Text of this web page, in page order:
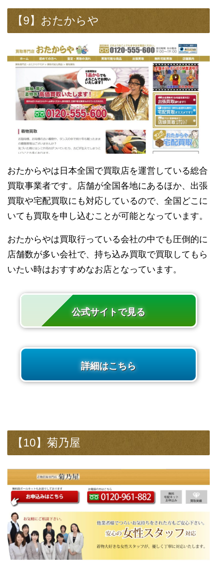
【9】おたからや
おたからやは日本全国で買取店を運営している総合
買取事業者です。店舗が全国各地にあるほか、出張
買取や宅配買取にも対応しているので、全国どこに
いても買取を申し込むことが可能となっています。
おたからやは買取行っている会社の中でも圧倒的に
店舗数が多い会社で、持ち込み買取で買取してもら
いたい時はおすすめなお店となっています。
公式サイトで見る
詳細はこちら
【10】菊乃屋